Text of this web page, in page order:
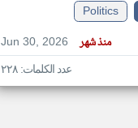
Politics
Jun 30, 2026
منذ شهر
عدد الكلمات: ٢٢٨